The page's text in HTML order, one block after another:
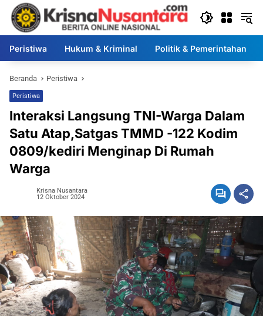
Langsung
konten
Peristiwa Hukum & Kriminal Politik & Pemerintahan
Beranda Peristiwa
Peristiwa
Interaksi Langsung TNI-Warga Dalam
Satu Atap,Satgas TMMD -122 Kodim
0809/kediri Menginap Di Rumah
Warga
Krisna Nusantara
12 Oktober 2024